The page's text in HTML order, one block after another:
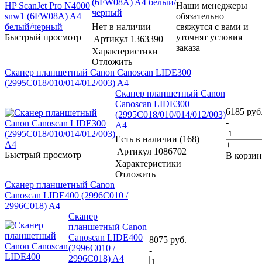
Быстрый просмотр
черный
Нет в наличии
Артикул 1363390
Характеристики
Отложить
Наши менеджеры
обязательно
свяжутся с вами и
уточнят условия
заказа
Сканер планшетный Canon Canoscan LIDE300
(2995C018/010/014/012/003) A4
Быстрый просмотр
Сканер планшетный Canon
Canoscan LIDE300
(2995C018/010/014/012/003)
A4
Есть в наличии (168)
Артикул 1086702
Характеристики
Отложить
6185
-
+
В
Сканер планшетный Canon
Canoscan LIDE400 (2996C010 /
2996C018) A4
Сканер
планшетный Canon
Canoscan LIDE400
(2996C010 /
2996C018) A4
8075 руб.
-